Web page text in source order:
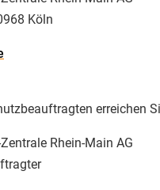
Köln
erreichen
Rhein-Main AG